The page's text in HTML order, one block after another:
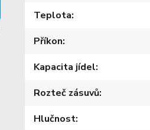
Teplota
Příkon
Kapacita jídel
Rozteč zásuvů
Hlučnost